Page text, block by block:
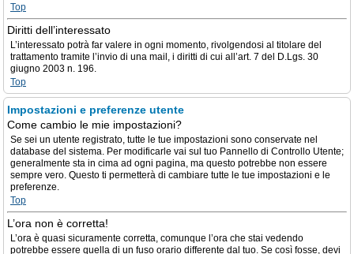
Top
Diritti dell’interessato
L’interessato potrà far valere in ogni momento, rivolgendosi al titolare del
trattamento tramite l’invio di una mail, i diritti di cui all’art. 7 del D.Lgs. 30
giugno 2003 n. 196.
Top
Impostazioni e preferenze utente
Come cambio le mie impostazioni?
Se sei un utente registrato, tutte le tue impostazioni sono conservate nel
database del sistema. Per modificarle vai sul tuo Pannello di Controllo Utente;
generalmente sta in cima ad ogni pagina, ma questo potrebbe non essere
sempre vero. Questo ti permetterà di cambiare tutte le tue impostazioni e le
preferenze.
Top
L’ora non è corretta!
L’ora è quasi sicuramente corretta, comunque l’ora che stai vedendo
potrebbe essere quella di un fuso orario differente dal tuo. Se così fosse, devi